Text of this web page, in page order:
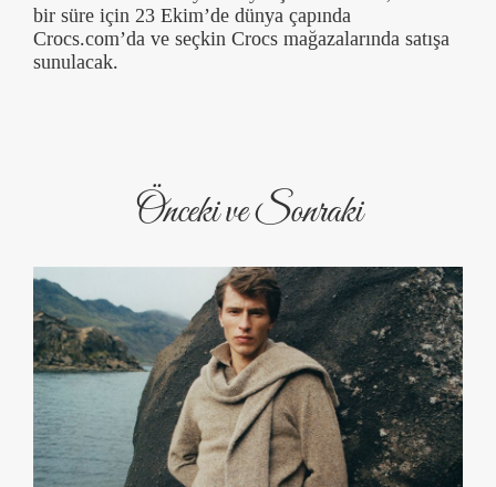
bir süre için 23 Ekim’de dünya çapında
Crocs.com’da ve seçkin Crocs mağazalarında satışa
sunulacak.
Önceki ve Sonraki